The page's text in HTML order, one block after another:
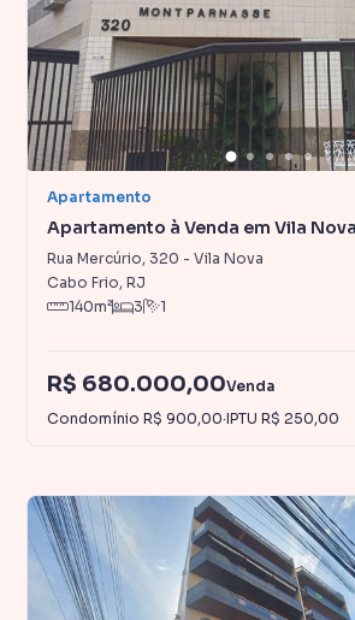
Apartamento
Apartamento à Venda em Vila Nova
Rua Mercúrio, 320 - Vila Nova
Cabo Frio, RJ
140m² 3 1
R$ 680.000,00Venda
Condomínio R$ 900,00·IPTU R$ 250,00